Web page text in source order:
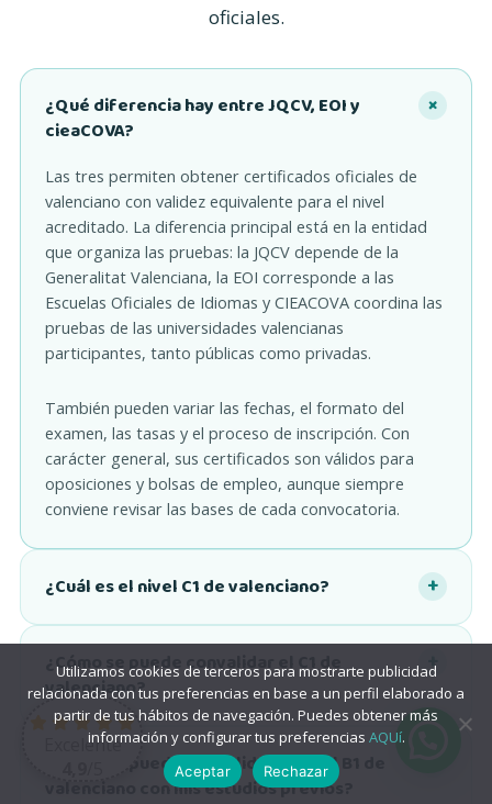
oficiales.
¿Qué diferencia hay entre JQCV, EOI y
cieaCOVA?
Las tres permiten obtener certificados oficiales de
valenciano con validez equivalente para el nivel
acreditado. La diferencia principal está en la entidad
que organiza las pruebas: la JQCV depende de la
Generalitat Valenciana, la EOI corresponde a las
Escuelas Oficiales de Idiomas y CIEACOVA coordina las
pruebas de las universidades valencianas
participantes, tanto públicas como privadas.
También pueden variar las fechas, el formato del
examen, las tasas y el proceso de inscripción. Con
carácter general, sus certificados son válidos para
oposiciones y bolsas de empleo, aunque siempre
conviene revisar las bases de cada convocatoria.
¿Cuál es el nivel C1 de valenciano?
¿Cómo se puede convalidar el C1 de
valenciano?
¿Cómo se puede convalidar el nivel B1 de
valenciano con mis estudios previos?
Excelente
Utilizamos cookies de terceros para mostrarte publicidad
relacionada con tus preferencias en base a un perfil elaborado a
partir de tus hábitos de navegación. Puedes obtener más
información y configurar tus preferencias AQUí.
Aceptar Rechazar